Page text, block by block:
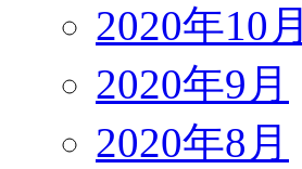
2020年10月
2020年9月
2020年8月